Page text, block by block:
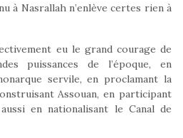
à Nasrallah n’enlève certes rien à
eu le grand courage de
puissances de l’époque, en
servile, en proclamant la
Assouan, en participant
en nationalisant le Canal de